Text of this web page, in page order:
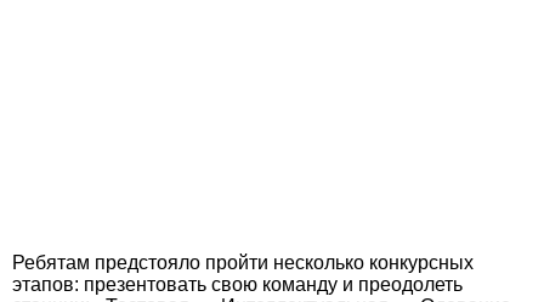
Ребятам предстояло пройти несколько конкурсных
этапов: презентовать свою команду и преодолеть